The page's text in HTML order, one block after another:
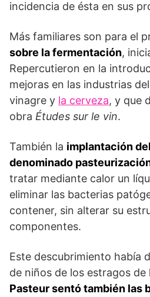
incidencia de ésta en sus
Más familiares son para el
sobre la fermentación,
Repercutieron en la
mejoras en las industrias
vinagre y la cerveza, y que
obra Études sur le vin.
También la implantación
denominado
tratar mediante calor un
eliminar las bacterias
contener, sin alterar su
componentes.
Este descubrimiento había
de niños de los estragos de
Pasteur sentó también las